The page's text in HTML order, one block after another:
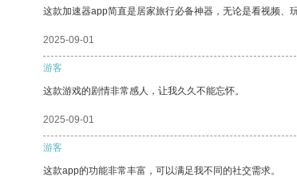
这款加速器app简直是居家旅行必备神器，无论是看视频、
2025-09-01
游客
这款游戏的剧情非常感人，让我久久不能忘怀。
2025-09-01
游客
这款app的功能非常丰富，可以满足我不同的社交需求。